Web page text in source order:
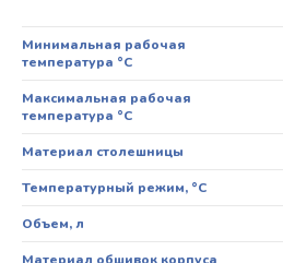
Минимальная рабочая
температура °С
Максимальная рабочая
температура °С
Материал столешницы
Температурный режим, °C
Объем, л
Материал обшивок корпуса